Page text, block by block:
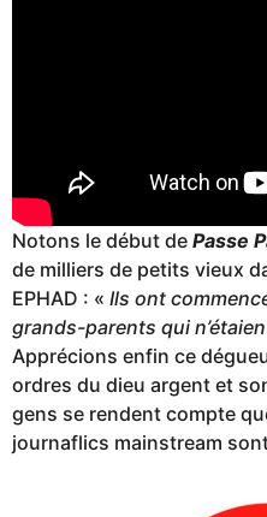
Notons le début de Passe
de milliers de petits vieux
EPHAD : « Ils ont
grands-parents qui
Apprécions enfin ce
ordres du dieu argent et
gens se rendent compte
journaflics mainstream sont